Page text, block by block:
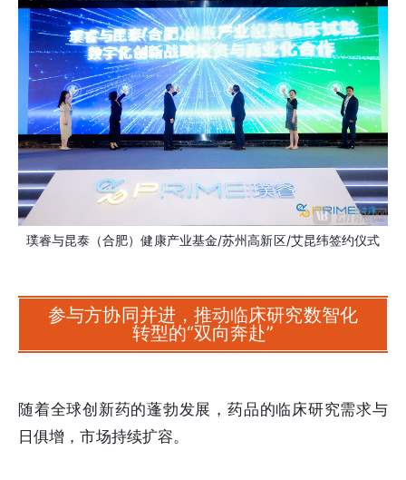
璞睿与昆泰（合肥）健康产业基金/苏州高新区/艾昆纬签约仪式
参与方协同并进，推动临床研究数智化
转型的“双向奔赴”
随着全球创新药的蓬勃发展，药品的临床研究需求与
日俱增，市场持续扩容。